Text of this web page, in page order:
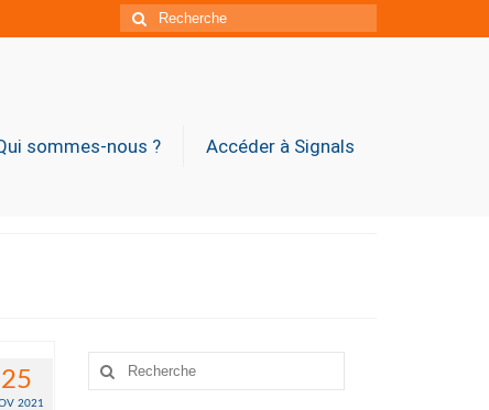
Rechercher
:
sommes-nous ? Accéder à Signals
25
2021
Rechercher